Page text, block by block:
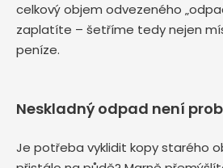
celkový objem odvezeného
zaplatíte – šetříme tedy nejen
peníze.
Neskladný odpad není
Je potřeba vyklidit kopy starého